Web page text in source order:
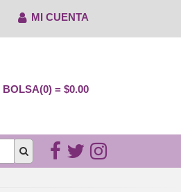
MI CUENTA
BOLSA(0) = $0.00